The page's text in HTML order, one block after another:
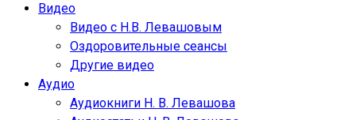
Видео
Видео с Н.В. Левашовым
Оздоровительные сеансы
Другие видео
Аудио
Аудиокниги Н. В. Левашова